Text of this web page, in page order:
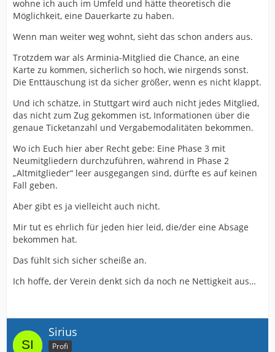
wohne ich auch im Umfeld und hätte theoretisch die
Möglichkeit, eine Dauerkarte zu haben.
Wenn man weiter weg wohnt, sieht das schon anders aus.
Trotzdem war als Arminia-Mitglied die Chance, an eine
Karte zu kommen, sicherlich so hoch, wie nirgends sonst.
Die Enttäuschung ist da sicher größer, wenn es nicht klappt.
Und ich schätze, in Stuttgart wird auch nicht jedes Mitglied,
das nicht zum Zug gekommen ist, Informationen über die
genaue Ticketanzahl und Vergabemodalitäten bekommen.
Wo ich Euch hier aber Recht gebe: Eine Phase 3 mit
Neumitgliedern durchzuführen, während in Phase 2
„Altmitglieder“ leer ausgegangen sind, dürfte es auf keinen
Fall geben.
Aber gibt es ja vielleicht auch nicht.
Mir tut es ehrlich für jeden hier leid, die/der eine Absage
bekommen hat.
Das fühlt sich sicher scheiße an.
Ich hoffe, der Verein denkt sich da noch ne Nettigkeit aus…
Sirius
Profi